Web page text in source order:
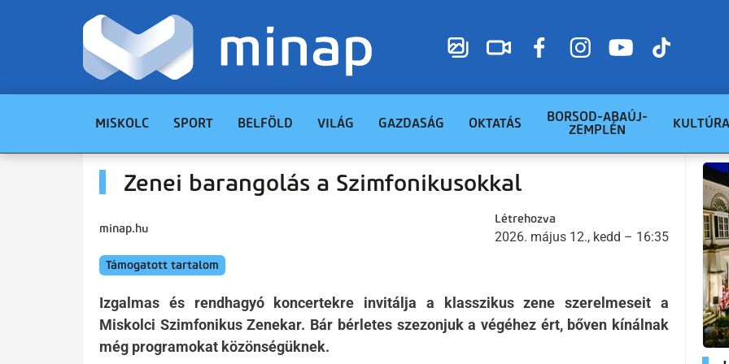
MISKOLC SPORT BELFÖLD VILÁG GAZDASÁG OKTATÁS
BORSOD-ABAÚJ-
ZEMPLÉN
KULTÚRA
Zenei barangolás a Szimfonikusokkal
minap.hu
Létrehozva
2026. május 12., kedd – 16:35
Támogatott tartalom
Izgalmas és rendhagyó koncertekre invitálja a klasszikus zene szerelmeseit a
Miskolci Szimfonikus Zenekar. Bár bérletes szezonjuk a végéhez ért, bőven kínálnak
még programokat közönségüknek.